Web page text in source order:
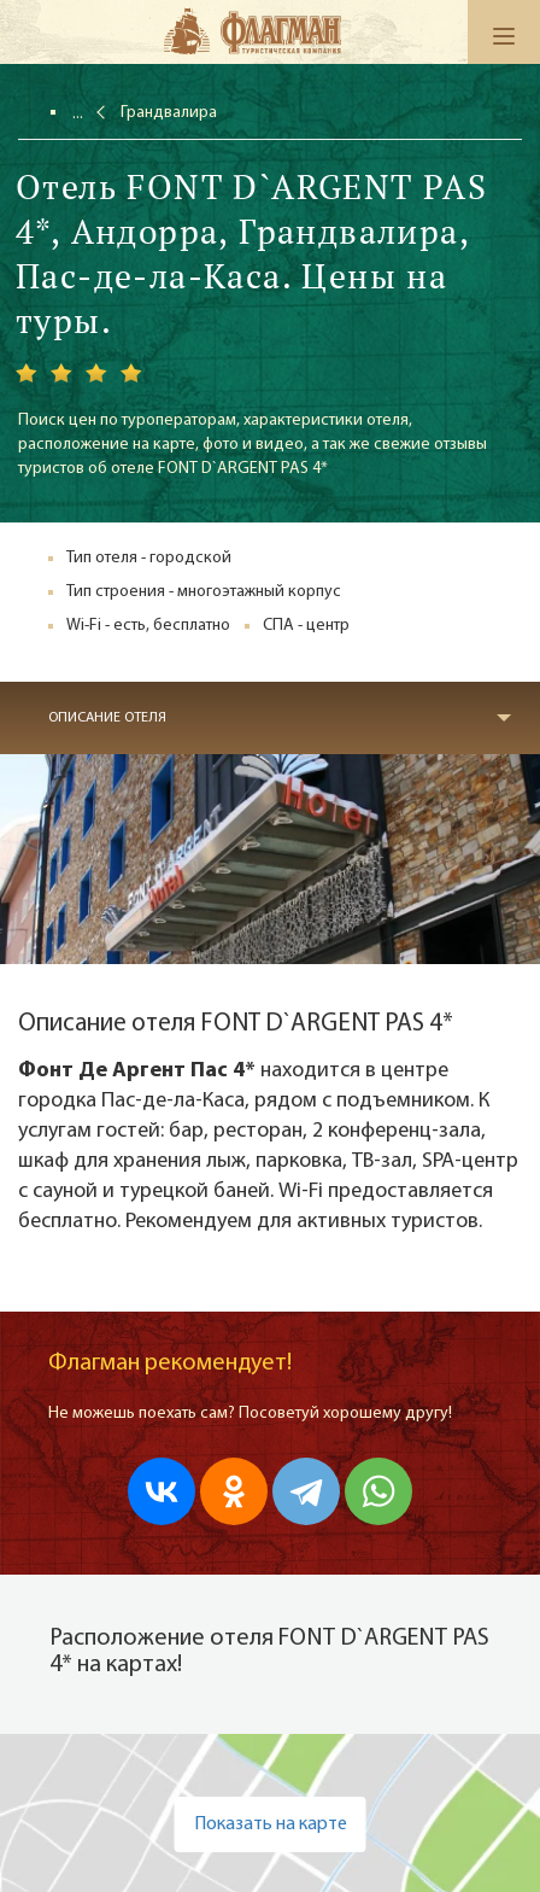
Грандвалира
Отель FONT D`ARGENT PAS
4*, Андорра, Грандвалира,
Пас-де-ла-Каса. Цены на
туры.
Поиск цен по туроператорам, характеристики отеля,
расположение на карте, фото и видео, а так же свежие отзывы
туристов об отеле FONT D`ARGENT PAS 4*
Тип отеля - городской
Тип строения - многоэтажный корпус
Wi-Fi - есть, бесплатно
СПА - центр
ОПИСАНИЕ ОТЕЛЯ
Описание отеля FONT D`ARGENT PAS 4*
Фонт Де Аргент Пас 4* находится в центре
городка Пас-де-ла-Каса, рядом с подъемником. К
услугам гостей: бар, ресторан, 2 конференц-зала,
шкаф для хранения лыж, парковка, ТВ-зал, SPA-центр
с сауной и турецкой баней. Wi-Fi предоставляется
бесплатно. Рекомендуем для активных туристов.
Флагман рекомендует!
Не можешь поехать сам? Посоветуй хорошему другу!
Расположение отеля FONT D`ARGENT PAS
4* на картах!
Показать на карте